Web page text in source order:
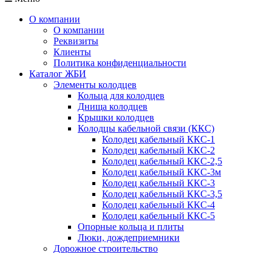
О компании
О компании
Реквизиты
Клиенты
Политика конфиденциальности
Каталог ЖБИ
Элементы колодцев
Кольца для колодцев
Днища колодцев
Крышки колодцев
Колодцы кабельной связи (ККС)
Колодец кабельный ККС-1
Колодец кабельный ККС-2
Колодец кабельный ККС-2,5
Колодец кабельный ККС-3м
Колодец кабельный ККС-3
Колодец кабельный ККС-3,5
Колодец кабельный ККС-4
Колодец кабельный ККС-5
Опорные кольца и плиты
Люки, дождеприемники
Дорожное строительство